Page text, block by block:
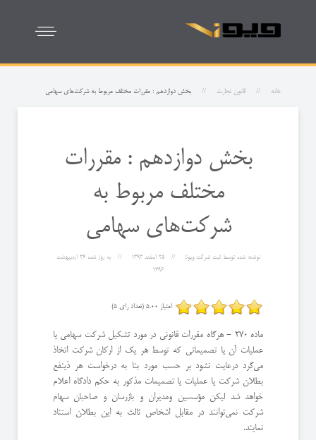
خانه قانون تجارت بخش دوازدهم : مقررات مختلف مربوط به شركت‌های سهامی
بخش دوازدهم : مقررات
مختلف مربوط به
شركت‌های سهامی
نوشته شده توسطثبت شرکت ویونا 25 اسفند 1393 به روز شده
24 ارديبهشت
1396
امتیاز 5.00 (تعداد رای 5)
ماده 270 - هرگاه مقررات قانونی در مورد تشكیل شركت سهامی یا
عملیات آن یا تصمیماتی كه توسط هر یك از اركان شركت اتخاذ
می‌گرد د‌رعایت نشود بر حسب مورد بنا به درخواست هر ذینفع
بطلان شركت یا عملیات یا تصمیمات مذكور به حكم دادگاه اعلام
خواهد شد لیكن مؤسسین و‌مدیران و بازرسان و صاحبان سهام
شركت نمی‌توانند در مقابل اشخاص ثالث به این بطلان استناد
نمایند.